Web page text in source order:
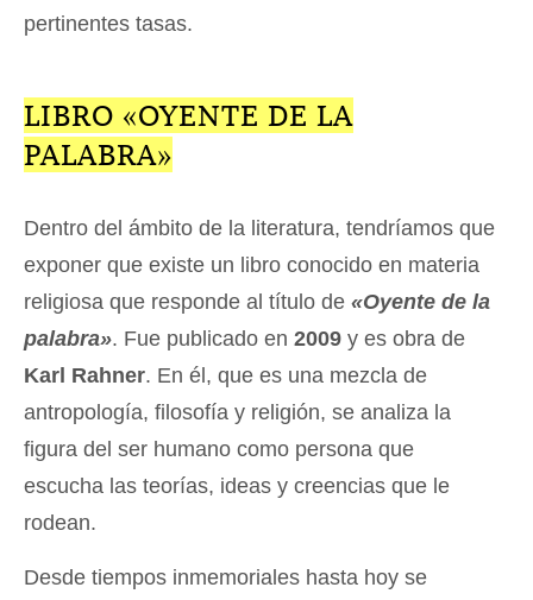
pertinentes tasas.
LIBRO «OYENTE DE LA
PALABRA»
Dentro del ámbito de la literatura, tendríamos que
exponer que existe un libro conocido en materia
religiosa que responde al título de «Oyente de la
palabra». Fue publicado en 2009 y es obra de
Karl Rahner. En él, que es una mezcla de
antropología, filosofía y religión, se analiza la
figura del ser humano como persona que
escucha las teorías, ideas y creencias que le
rodean.
Desde tiempos inmemoriales hasta hoy se